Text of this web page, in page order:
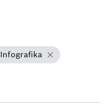
Infografika